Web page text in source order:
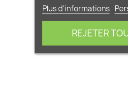
Pour
Plus d'informations
REJETER